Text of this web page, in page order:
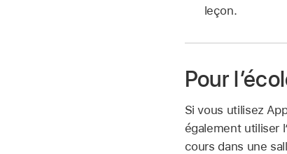
leçon.
Pour
Si vous utilisez
également utiliser
cours dans une